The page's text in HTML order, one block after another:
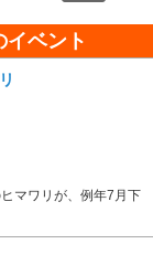
ベント
マワリが、例年7月下